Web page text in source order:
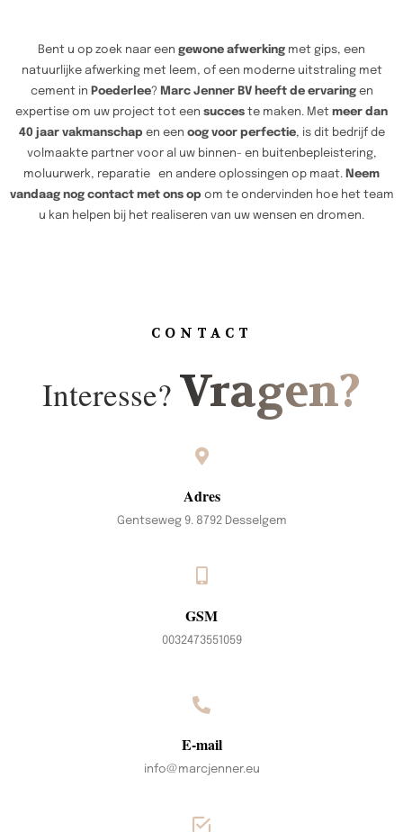
Bent u op zoek naar een gewone afwerking met gips, een
natuurlijke afwerking met leem, of een moderne uitstraling met
cement in Poederlee? Marc Jenner BV heeft de ervaringen
expertise om uw project tot een succes te maken. Met meer dan
40 jaar vakmanschap en een oog voor perfectie, is dit bedrijf de
volmaakte partner voor al uw binnen- en buitenbepleistering,
moluurwerk, reparatie en andere oplossingen op maat. Neem
vandaag nog contact met ons op om te ondervinden hoe het team
u kan helpen bij het realiseren van uw wensen en dromen.
CONTACT
Interesse? Vragen?
Adres
Gentseweg 9. 8792 Desselgem
GSM
0032473551059
E-mail
info@marcjenner.eu